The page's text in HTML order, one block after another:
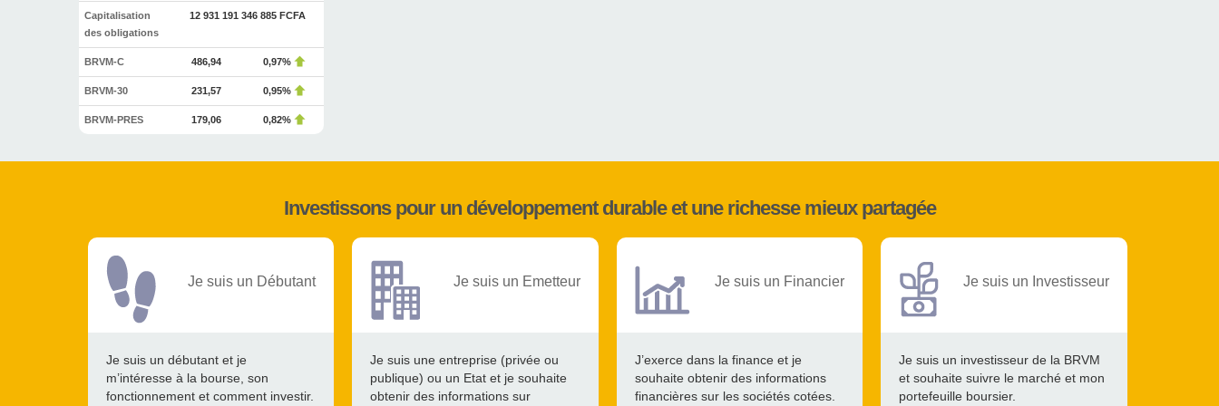
Capitalisation
des obligations
12 931 191 346 885 FCFA
BRVM-C 486,94 0,97%
BRVM-30 231,57 0,95%
BRVM-PRES 179,06 0,82%
Investissons pour un développement durable et une richesse mieux partagée
Je suis un Débutant
Je suis un débutant et je
m’intéresse à la bourse, son
fonctionnement et comment investir.
Je suis un Emetteur
Je suis une entreprise (privée ou
publique) ou un Etat et je souhaite
obtenir des informations sur
Je suis un Financier
J’exerce dans la finance et je
souhaite obtenir des informations
financières sur les sociétés cotées.
Je suis un Investisseur
Je suis un investisseur de la BRVM
et souhaite suivre le marché et mon
portefeuille boursier.